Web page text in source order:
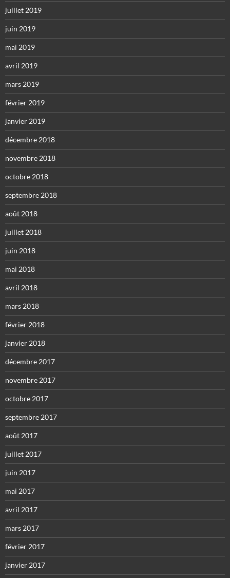
juillet 2019
juin 2019
mai 2019
avril 2019
mars 2019
février 2019
janvier 2019
décembre 2018
novembre 2018
octobre 2018
septembre 2018
août 2018
juillet 2018
juin 2018
mai 2018
avril 2018
mars 2018
février 2018
janvier 2018
décembre 2017
novembre 2017
octobre 2017
septembre 2017
août 2017
juillet 2017
juin 2017
mai 2017
avril 2017
mars 2017
février 2017
janvier 2017